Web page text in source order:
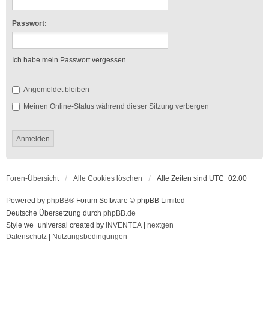
Passwort:
Ich habe mein Passwort vergessen
Angemeldet bleiben
Meinen Online-Status während dieser Sitzung verbergen
Foren-Übersicht Alle Cookies löschen Alle Zeiten sind UTC+02:00
Powered by phpBB® Forum Software © phpBB Limited
Deutsche Übersetzung durch phpBB.de
Style we_universal created by INVENTEA
nextgen
Datenschutz
Nutzungsbedingungen